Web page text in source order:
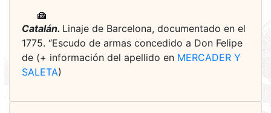
Catalán. Linaje de Barcelona, documentado en el
1775. “Escudo de armas concedido a Don Felipe
de (+ información del apellido en MERCADER Y
SALETA)